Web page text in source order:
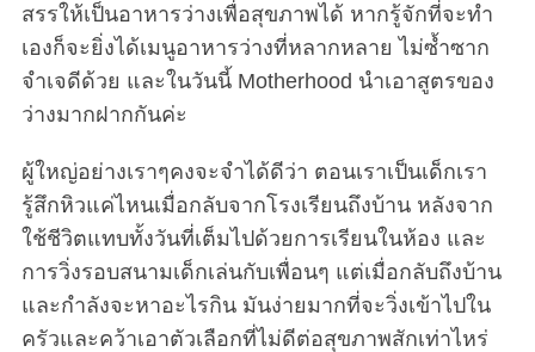
สรรให้เป็นอาหารว่างเพื่อสุขภาพได้ หากรู้จักที่จะทำ
เองก็จะยิ่งได้เมนูอาหารว่างที่หลากหลาย ไม่ซ้ำซาก
จำเจดีด้วย และในวันนี้ Motherhood นำเอาสูตรของ
ว่างมากฝากกันค่ะ
ผู้ใหญ่อย่างเราๆคงจะจำได้ดีว่า ตอนเราเป็นเด็กเรา
รู้สึกหิวแค่ไหนเมื่อกลับจากโรงเรียนถึงบ้าน หลังจาก
ใช้ชีวิตแทบทั้งวันที่เต็มไปด้วยการเรียนในห้อง และ
การวิ่งรอบสนามเด็กเล่นกับเพื่อนๆ แต่เมื่อกลับถึงบ้าน
และกำลังจะหาอะไรกิน มันง่ายมากที่จะวิ่งเข้าไปใน
ครัวและคว้าเอาตัวเลือกที่ไม่ดีต่อสุขภาพสักเท่าไหร่